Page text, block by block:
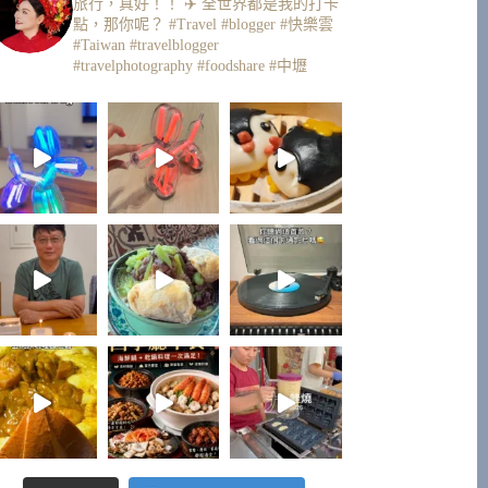
旅行，真好！！ ✈️ 全世界都是我的打卡
點，那你呢？ #Travel #blogger #快樂雲
#Taiwan #travelblogger
#travelphotography #foodshare #中壢